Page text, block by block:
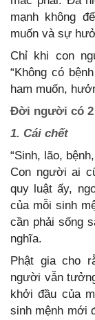
mạnh không
muốn và sự
Chỉ khi con
“Không có
ham muốn,
Đời người có 2
1. Cái chết
“Sinh, lão,
Con người ai
quy luật ấy,
của mỗi sinh
cần phải sống
nghĩa.
Phật gia cho
người vẫn
khởi đầu của
sinh mệnh mới